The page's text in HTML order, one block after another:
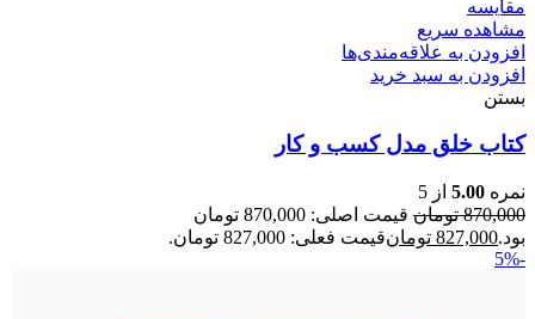
مقایسه
مشاهده سریع
افزودن به علاقه‌مندی‌ها
افزودن به سبد خرید
بستن
کتاب خلق مدل کسب و کار
نمره 5.00 از 5
870,000 تومان
قیمت اصلی: 870,000 تومان
بود.827,000 تومانقیمت فعلی: 827,000 تومان.
-5%